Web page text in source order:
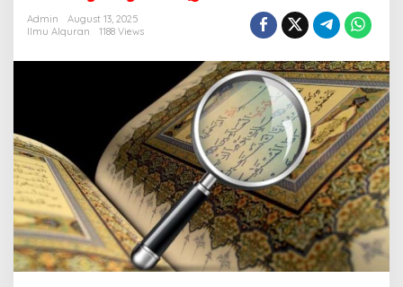
u
z
u
l
:
L
a
t
a
r
H
i
s
Admin
August 13, 2025
Ilmu Alquran
1188 Views